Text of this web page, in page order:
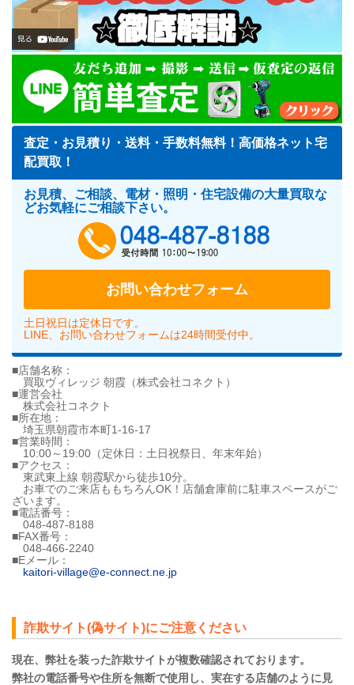
査定・お見積り・送料・手数料無料！高価格ネット宅
配買取！
お見積、ご相談、電材・照明・住宅設備の大量買取な
どお気軽にご相談下さい。
お問い合わせフォーム
土日祝日は定休日です。
LINE、お問い合わせフォームは24時間受付中。
■店舗名称：
買取ヴィレッジ 朝霞（株式会社コネクト）
■運営会社
株式会社コネクト
■所在地：
埼玉県朝霞市本町1-16-17
■営業時間：
10:00～19:00（定休日：土日祝祭日、年末年始）
■アクセス：
東武東上線 朝霞駅から徒歩10分。
お車でのご来店ももちろんOK！店舗倉庫前に駐車スペースがご
ざいます。
■電話番号：
048-487-8188
■FAX番号：
048-466-2240
■Eメール：
kaitori-village@e-connect.ne.jp
詐欺サイト(偽サイト)にご注意ください
現在、弊社を装った詐欺サイトが複数確認されております。
弊社の電話番号や住所を無断で使用し、実在する店舗のように見